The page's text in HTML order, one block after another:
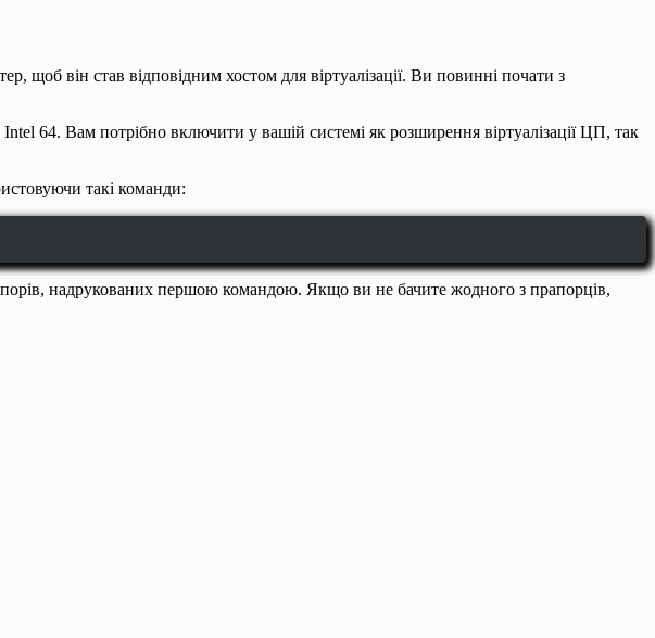
щоб він став відповідним хостом для віртуалізації. Ви повинні почати з
64. Вам потрібно включити у вашій системі як розширення віртуалізації ЦП, так
такі команди:
надрукованих першою командою. Якщо ви не бачите жодного з прапорців,